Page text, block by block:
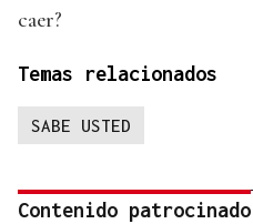
caer?
Temas relacionados
SABE USTED
Contenido patrocinado